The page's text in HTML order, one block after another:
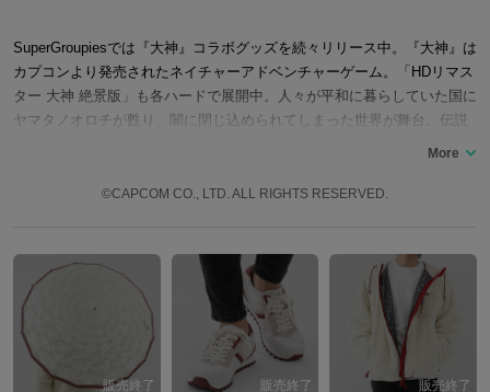
SuperGroupiesでは『大神』コラボグッズを続々リリース中。『大神』は
カプコンより発売されたネイチャーアドベンチャーゲーム。「HDリマス
ター 大神 絶景版」も各ハードで展開中。人々が平和に暮らしていた国に
ヤマタノオロチが甦り、闇に閉じ込められてしまった世界が舞台。伝説
の大神・アマテラスによる、災厄を振りはらうための旅は、多くのファ
ど…「大神」コラボファッションアイテムをご紹介いたします。
©CAPCOM CO., LTD. ALL RIGHTS RESERVED.